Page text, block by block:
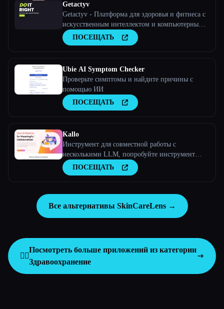
Getactyv
Getactyv - Платформа для здоровья и фитнеса с
искусственным интеллектом и компьютерным
зрением
ПОСЕЩАТЬ
Ubie AI Symptom Checker
Проверьте симптомы и найдите причины с
помощью ИИ
ПОСЕЩАТЬ
Kallo
Инструмент для совместной работы с
несколькими LLM, попробуйте инструмент
искусственного интеллекта
ПОСЕЩАТЬ
Все альтернативы SkinCareLens →
👩‍⚕️
Посмотреть больше приложений из категории
Здравоохранение